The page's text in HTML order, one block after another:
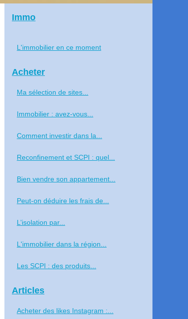
Immo
L'immobilier en ce moment
Acheter
Ma sélection de sites...
Immobilier : avez-vous...
Comment investir dans la...
Reconfinement et SCPI : quel...
Bien vendre son appartement...
Peut-on déduire les frais de...
L’isolation par...
L'immobilier dans la région...
Les SCPI : des produits...
Articles
Acheter des likes Instagram :...